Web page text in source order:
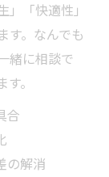
「快適性」
す。なんでも
緒に相談で
。
合
の解消